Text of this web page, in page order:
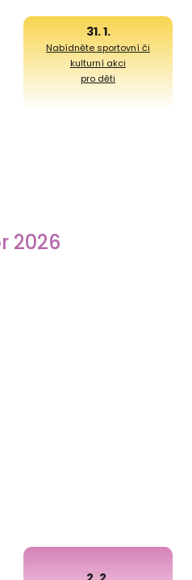
31. 1.
Nabídněte sportovní či
kulturní akci
pro děti
2026